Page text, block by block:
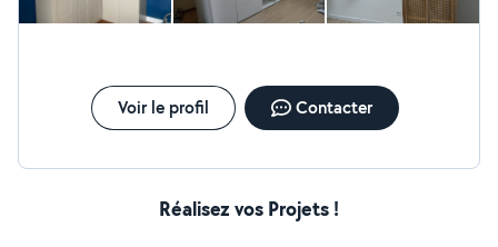
Voir le profil Contacter
Réalisez vos Projets !